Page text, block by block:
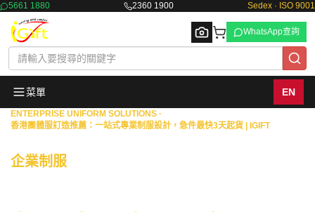
5661 1880 2360 1900 Sedex · ISO 9001
Browse
WhatsApp查詢
菜單 EN
ENTERPRISE UNIFORM SOLUTIONS ·
香港團體服訂造推薦：一站式專業制服設計，急件最快3天起貨 | IGIFT
企業制服